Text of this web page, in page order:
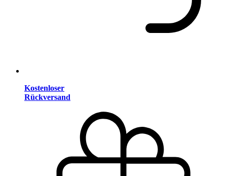
Kostenloser
Rückversand